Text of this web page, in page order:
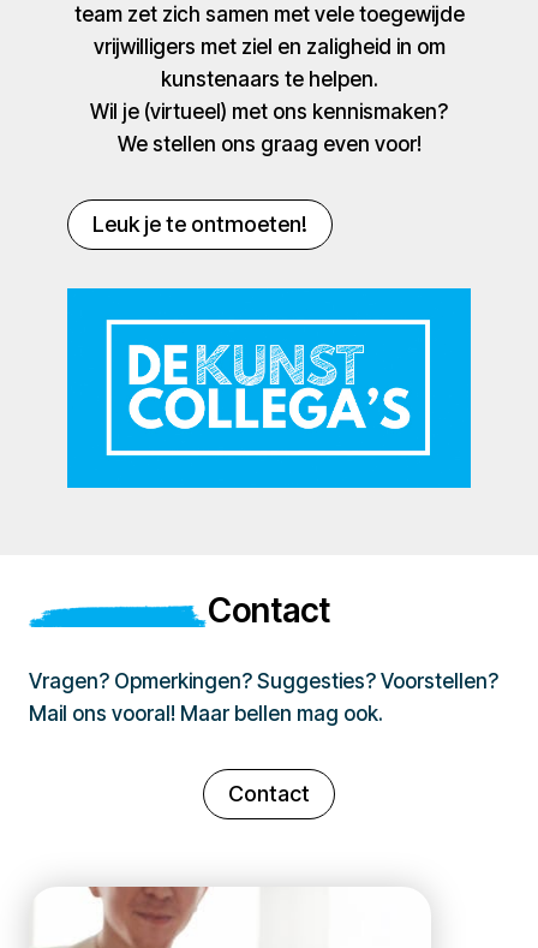
team zet zich samen met vele toegewijde
vrijwilligers met ziel en zaligheid in om
kunstenaars te helpen.
Wil je (virtueel) met ons kennismaken?
We stellen ons graag even voor!
Leuk je te ontmoeten!
Contact
Vragen? Opmerkingen? Suggesties? Voorstellen?
Mail ons vooral! Maar bellen mag ook.
Contact